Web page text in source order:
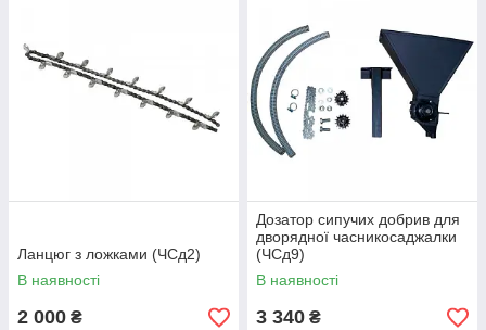
Ланцюг з ложками (ЧСд2)
В наявності
2 000 ₴
Дозатор сипучих добрив для
дворядної часникосаджалки
(ЧСд9)
В наявності
3 340 ₴